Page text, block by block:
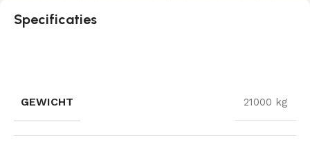
Specificaties
GEWICHT 21000 kg